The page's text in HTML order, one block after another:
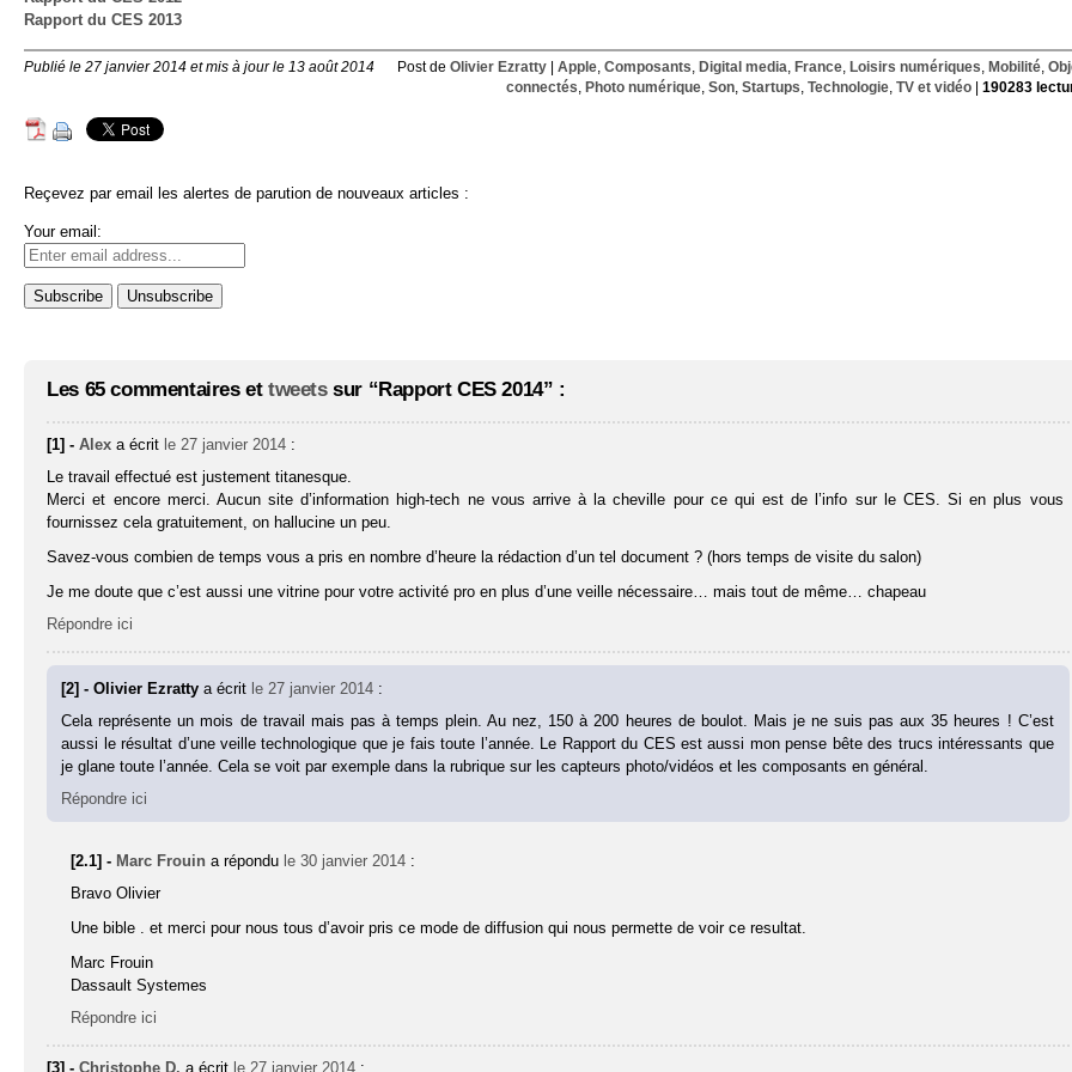
Rapport du CES 2013
Publié le 27 janvier 2014 et mis à jour le 13 août 2014 Post de Olivier Ezratty| Apple, Composants Digital media France, Loisirs numériques Mobilité,
connectés
Photo numérique, Son, Startups Technologie, TV et vidéo| 190283
Reçevez par email les alertes de parution de nouveaux articles :
Your email:
Les 65 commentaires et tweetssur “Rapport CES 2014” :
[1] -Alex a écrit le 27 janvier 2014 :
Le travail effectué est justement titanesque.
Merci et encore merci. Aucun site d’information high-tech ne vous arrive à la cheville pour ce qui est de l’info sur le CES. Si en plus vous
fournissez cela gratuitement, on hallucine un peu.
Savez-vous combien de temps vous a pris en nombre d’heure la rédaction d’un tel document ? (hors temps de visite du salon)
Je me doute que c’est aussi une vitrine pour votre activité pro en plus d’une veille nécessaire… mais tout de même… chapeau
Répondre ici
[2] - Olivier Ezrattya écrit le 27 janvier 2014 :
Cela représente un mois de travail mais pas à temps plein. Au nez, 150 à 200 heures de boulot. Mais je ne suis pas aux 35 heures ! C’est
aussi le résultat d’une veille technologique que je fais toute l’année. Le Rapport du CES est aussi mon pense bête des trucs intéressants que
je glane toute l’année. Cela se voit par exemple dans la rubrique sur les capteurs photo/vidéos et les composants en général.
Répondre ici
[2.1] - Marc Frouin a répondu le 30 janvier 2014 :
Bravo Olivier
Une bible . et merci pour nous tous d’avoir pris ce mode de diffusion qui nous permette de voir ce resultat.
Marc Frouin
Dassault Systemes
Répondre ici
[3] -Christophe D. a écrit le 27 janvier 2014 :